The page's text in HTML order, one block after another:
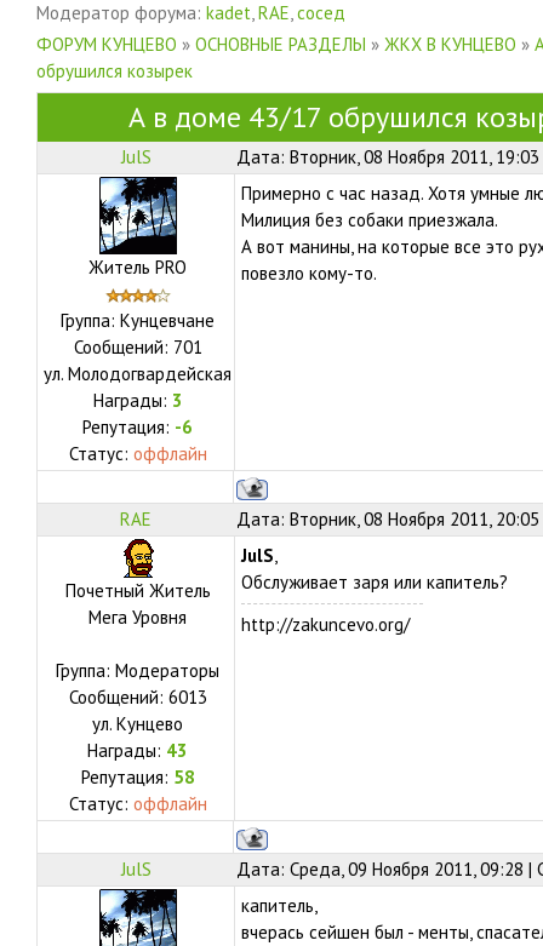
Модератор форума: kadet,RAE,сосед
ФОРУМ КУНЦЕВО » ОСНОВНЫЕ РАЗДЕЛЫ » ЖКХ В КУНЦЕВО »
обрушился козырек
А в доме 43/17 обрушился
JulS Дата: Вторник, 08 Ноября 2011,
Житель PRO
Группа: Кунцевчане
Сообщений: 701
ул. Молодогвардейская
Награды: 3
Репутация: -6
Статус: оффлайн
Примерно с час назад. Хотя умные
Милиция без собаки приезжала.
А вот манины, на которые все это
повезло кому-то.
RAE Дата: Вторник, 08 Ноября 2011,
Почетный Житель
Мега Уровня
Группа: Модераторы
Сообщений: 6013
ул. Кунцево
Награды: 43
Репутация: 58
Статус: оффлайн
JulS,
Обслуживает заря или капитель?
http://zakuncevo.org/
JulS Дата: Среда, 09 Ноября 2011, 09:28
капитель,
вчерась сейшен был - менты,